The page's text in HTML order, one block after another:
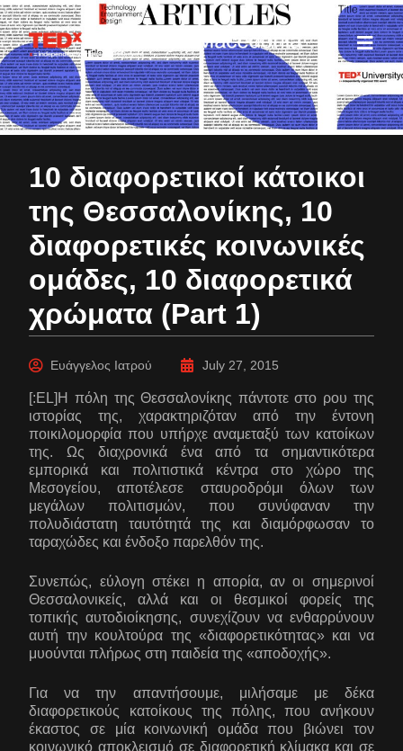
10 διαφορετικοί κάτοικοι
της Θεσσαλονίκης, 10
διαφορετικές κοινωνικές
ομάδες, 10 διαφορετικά
χρώματα (Part 1)
Ευάγγελος Ιατρού July 27, 2015
[:EL]Η πόλη της Θεσσαλονίκης πάντοτε στο ρου της
ιστορίας της, χαρακτηριζόταν από την έντονη
ποικιλομορφία που υπήρχε αναμεταξύ των κατοίκων
της. Ως διαχρονικά ένα από τα σημαντικότερα
εμπορικά και πολιτιστικά κέντρα στο χώρο της
Μεσογείου, αποτέλεσε σταυροδρόμι όλων των
μεγάλων πολιτισμών, που συνύφαναν την
πολυδιάστατη ταυτότητά της και διαμόρφωσαν το
ταραχώδες και ένδοξο παρελθόν της.
Συνεπώς, εύλογη στέκει η απορία, αν οι σημερινοί
Θεσσαλονικείς, αλλά και οι θεσμικοί φορείς της
τοπικής αυτοδιοίκησης, συνεχίζουν να ενθαρρύνουν
αυτή την κουλτούρα της «διαφορετικότητας» και να
μυούνται πλήρως στη παιδεία της «αποδοχής».
Για να την απαντήσουμε, μιλήσαμε με δέκα
διαφορετικούς κατοίκους της πόλης, που ανήκουν
έκαστος σε μία κοινωνική ομάδα που βιώνει τον
κοινωνικό αποκλεισμό σε διαφορετική κλίμακα και σε